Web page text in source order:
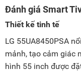
Đánh giá Smart
Thiết kế tinh tế
LG 55UA8450PSA
mảnh, tạo cảm giác
hình 55 inch được